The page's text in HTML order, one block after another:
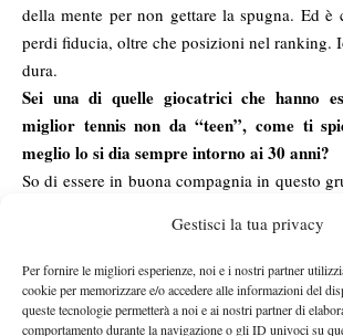
Gestisci la tua privacy
Per fornire le migliori esperienze, noi e i nostri partner
cookie per memorizzare e/o accedere alle informazioni del
queste tecnologie permetterà a noi e ai nostri partner di
comportamento durante la navigazione o gli ID univoci su
della mente per non gettare la spugna. Ed è
perdi fiducia, oltre che posizioni nel ranking.
dura.
Sei una di quelle giocatrici che hanno
miglior tennis non da “teen”, come ti
meglio lo si dia sempre intorno ai 30 anni?
So di essere in buona compagnia in questo
avvenuto un po’ per mancanza di
un po’ per essermi accontentata di
comodo per il mio tennis, senza investire a
Anche se a dir la verità di soldi a